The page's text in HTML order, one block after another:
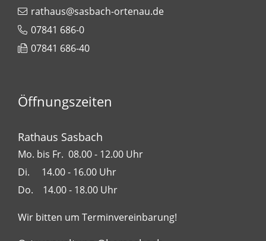
rathaus@sasbach-ortenau.de
07841 686-0
07841 686-40
Öffnungszeiten
Rathaus Sasbach
Mo. bis Fr. 08.00 - 12.00 Uhr
Di. 14.00 - 16.00 Uhr
Do. 14.00 - 18.00 Uhr
Wir bitten um Terminvereinbarung!